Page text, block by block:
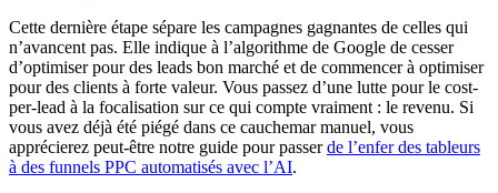
Cette dernière étape sépare les campagnes gagnantes de celles qui
n’avancent pas. Elle indique à l’algorithme de Google de cesser
d’optimiser pour des leads bon marché et de commencer à optimiser
pour des clients à forte valeur. Vous passez d’une lutte pour le cost-
per-lead à la focalisation sur ce qui compte vraiment : le revenu. Si
vous avez déjà été piégé dans ce cauchemar manuel, vous
apprécierez peut-être notre guide pour passerde l’enfer des tableurs
à des funnels PPC automatisés avec l’AI.